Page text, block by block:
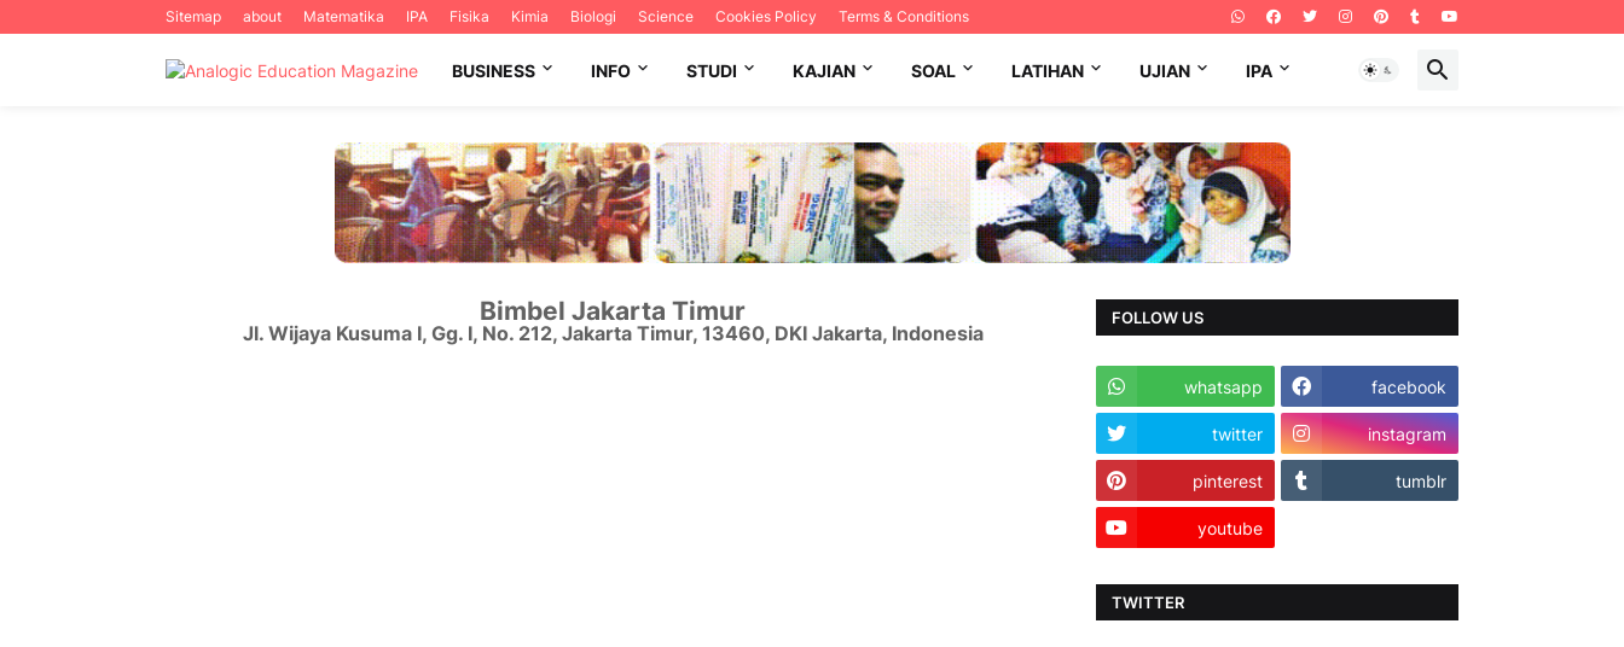
Sitemap about Matematika IPA Fisika Kimia Biologi Science Cookies Policy Terms & Conditions
BUSINESS INFO STUDI KAJIAN SOAL LATIHAN UJIAN IPA
Bimbel Jakarta Timur
Jl. Wijaya Kusuma I, Gg. I, No. 212, Jakarta Timur, 13460, DKI Jakarta, Indonesia
FOLLOW US
whatsapp facebook
twitter instagram
pinterest tumblr
youtube
TWITTER